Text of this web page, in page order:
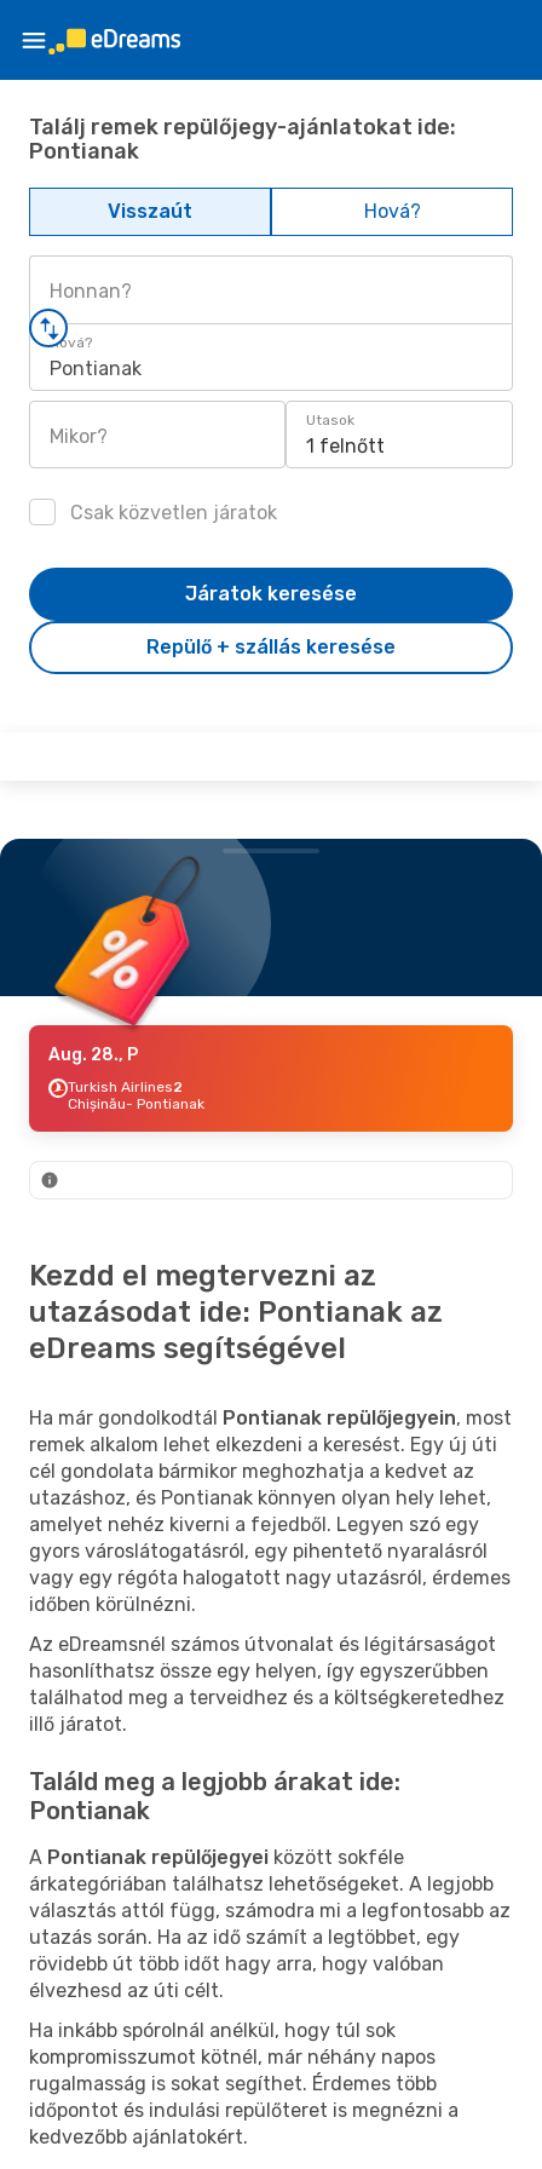
Találj remek repülőjegy-ajánlatokat ide:
Pontianak
Visszaút Hová?
Honnan?
Hová?
Pontianak
Mikor?
Utasok
1 felnőtt
Csak közvetlen járatok
Repülő + szállás keresése
Járatok keresése
Aug. 28., P
Turkish Airlines2
Chișinău- Pontianak
Kezdd el megtervezni az
utazásodat ide: Pontianak az
eDreams segítségével
Ha már gondolkodtál Pontianak repülőjegyein, most
remek alkalom lehet elkezdeni a keresést. Egy új úti
cél gondolata bármikor meghozhatja a kedvet az
utazáshoz, és Pontianak könnyen olyan hely lehet,
amelyet nehéz kiverni a fejedből. Legyen szó egy
gyors városlátogatásról, egy pihentető nyaralásról
vagy egy régóta halogatott nagy utazásról, érdemes
időben körülnézni.
Az eDreamsnél számos útvonalat és légitársaságot
hasonlíthatsz össze egy helyen, így egyszerűbben
találhatod meg a terveidhez és a költségkeretedhez
illő járatot.
Találd meg a legjobb árakat ide:
Pontianak
A Pontianak repülőjegyei között sokféle
árkategóriában találhatsz lehetőségeket. A legjobb
választás attól függ, számodra mi a legfontosabb az
utazás során. Ha az idő számít a legtöbbet, egy
rövidebb út több időt hagy arra, hogy valóban
élvezhesd az úti célt.
Ha inkább spórolnál anélkül, hogy túl sok
kompromisszumot kötnél, már néhány napos
rugalmasság is sokat segíthet. Érdemes több
időpontot és indulási repülőteret is megnézni a
kedvezőbb ajánlatokért.